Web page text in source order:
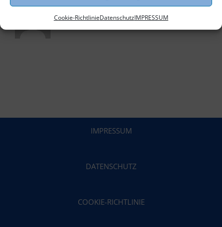
Cookie-RichtlinieDatenschutzIMPRESSUM
IMPRESSUM
DATENSCHUTZ
COOKIE-RICHTLINIE